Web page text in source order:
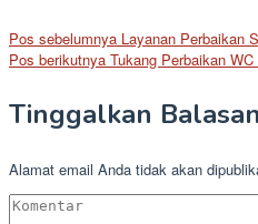
Pos sebelumnya Layanan Perbaikan
Pos berikutnya Tukang Perbaikan
Tinggalkan Balasan
Alamat email Anda tidak akan